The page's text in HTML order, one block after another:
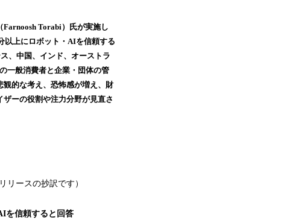
！
数
を
読
み
込
Torabi）氏が実施し
以上にロボット・AIを信頼する
、中国、インド、オーストラ
一般消費者と企業・団体の管
的な考え、恐怖感が増え、財
ーの役割や注力分野が見直さ
リースの抄訳です）
を信頼すると 回答